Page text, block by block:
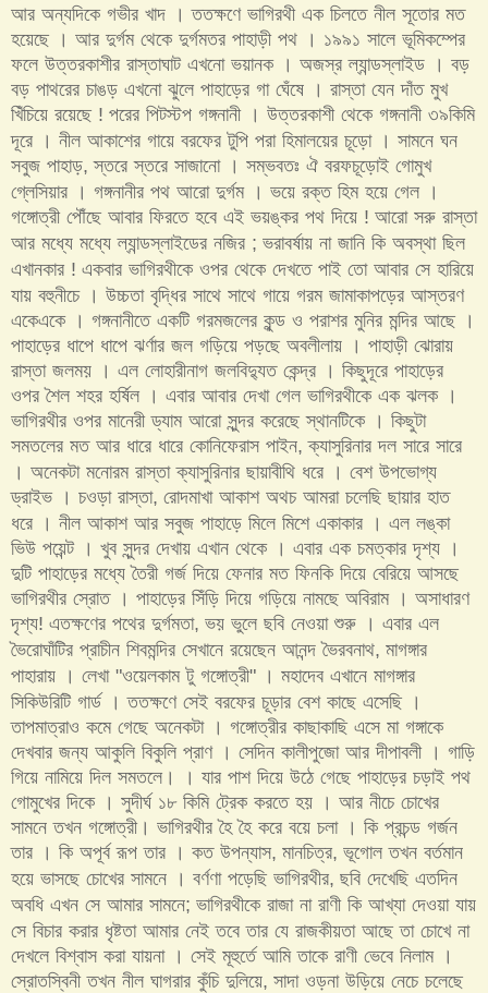
আর অন্যদিকে গভীর খাদ । ততক্ষণে ভাগিরথী এক চিলতে নীল সূতোর মত
হয়েছে । আর দুর্গম থেকে দুর্গমতর পাহাড়ী পথ । ১৯৯১ সালে ভূমিকম্পের
ফলে উত্তরকাশীর রাস্তাঘাট এখনো ভয়ানক । অজস্র ল্যান্ডস্লাইড । বড়
বড় পাথরের চাঙড় এখনো ঝুলে পাহাড়ের গা ঘেঁষে । রাস্তা যেন দাঁত মুখ
খিঁচিয়ে রয়েছে ! পরের পিটস্টপ গঙ্গনানী । উত্তরকাশী থেকে গঙ্গনানী ৩৯কিমি
দূরে । নীল আকাশের গায়ে বরফের টুপি পরা হিমালয়ের চূড়ো । সামনে ঘন
সবুজ পাহাড়,স্তরে স্তরে সাজানো । সম্ভবতঃ ঐ বরফচূড়োই গোমুখ
গ্লেসিয়ার । গঙ্গনানীর পথ আরো দুর্গম । ভয়ে রক্ত হিম হয়ে গেল ।
গঙ্গোত্রী পৌঁছে আবার ফিরতে হবে এই ভয়ঙ্কর পথ দিয়ে ! আরো সরু রাস্তা
আর মধ্যে মধ্যে ল্যান্ডস্লাইডের নজির ; ভরাবর্ষায় না জানি কি অবস্থা ছিল
এখানকার ! একবার ভাগিরথীকে ওপর থেকে দেখতে পাই তো আবার সে হারিয়ে
যায় বহুনীচে । উচ্চতা বৃদ্ধির সাথে সাথে গায়ে গরম জামাকাপড়ের আস্তরণ
একেএকে । গঙ্গনানীতে একটি গরমজলের কুন্ড ও পরাশর মুনির মন্দির আছে ।
পাহাড়ের ধাপে ধাপে ঝর্ণার জল গড়িয়ে পড়ছে অবলীলায় । পাহাড়ী ঝোরায়
রাস্তা জলময় । এল লোহারীনাগ জলবিদ্যুত কেন্দ্র । কিছুদূরে পাহাড়ের
ওপর শৈল শহর হর্ষিল । এবার আবার দেখা গেল ভাগিরথীকে এক ঝলক ।
ভাগিরথীর ওপর মানেরী ড্যাম আরো সুন্দর করেছে স্থানটিকে । কিছুটা
সমতলের মত আর ধারে ধারে কোনিফেরাস পাইন,ক্যাসুরিনার দল সারে সারে
। অনেকটা মনোরম রাস্তা ক্যাসুরিনার ছায়াবীথি ধরে । বেশ উপভোগ্য
ড্রাইভ । চওড়া রাস্তা, রোদমাখা আকাশ অথচ আমরা চলেছি ছায়ার হাত
ধরে । নীল আকাশ আর সবুজ পাহাড়ে মিলে মিশে একাকার । এল লঙ্কা
ভিউ পয়েন্ট । খুব সুন্দর দেখায় এখান থেকে । এবার এক চমত্কার দৃশ্য ।
দুটি পাহাড়ের মধ্যে তৈরী গর্জ দিয়ে ফেনার মত ফিনকি দিয়ে বেরিয়ে আসছে
ভাগিরথীর স্রোত । পাহাড়ের সিঁড়ি দিয়ে গড়িয়ে নামছে অবিরাম । অসাধারণ
দৃশ্য! এতক্ষণের পথের দুর্গমতা, ভয় ভুলে ছবি নেওয়া শুরু । এবার এল
ভৈরোঘাঁটির প্রাচীন শিবমন্দির সেখানে রয়েছেন আনন্দ ভৈরবনাথ, মাগঙ্গার
পাহারায় । লেখা "ওয়েলকাম টু গঙ্গোত্রী" । মহাদেব এখানে মাগঙ্গার
সিকিউরিটি গার্ড । ততক্ষণে সেই বরফের চূড়ার বেশ কাছে এসেছি ।
তাপমাত্রাও কমে গেছে অনেকটা । গঙ্গোত্রীর কাছাকাছি এসে মা গঙ্গাকে
দেখবার জন্য আকুলি বিকুলি প্রাণ । সেদিন কালীপুজো আর দীপাবলী । গাড়ি
গিয়ে নামিয়ে দিল সমতলে। । যার পাশ দিয়ে উঠে গেছে পাহাড়ের চড়াই পথ
গোমুখের দিকে । সুদীর্ঘ ১৮ কিমি ট্রেক করতে হয় । আর নীচে চোখের
সামনে তখন গঙ্গোত্রী। ভাগিরথীর হৈ হৈ করে বয়ে চলা । কি প্রচন্ড গর্জন
তার । কি অপূর্ব রূপ তার । কত উপন্যাস, মানচিত্র, ভূগোল তখন বর্তমান
হয়ে ভাসছে চোখের সামনে । বর্ণণা পড়েছি ভাগিরথীর, ছবি দেখেছি এতদিন
অবধি এখন সে আমার সামনে; ভাগিরথীকে রাজা না রাণী কি আখ্যা দেওয়া যায়
সে বিচার করার ধৃষ্টতা আমার নেই তবে তার যে রাজকীয়তা আছে তা চোখে না
দেখলে বিশ্বাস করা যায়না । সেই মূহুর্তে আমি তাকে রাণী ভেবে নিলাম ।
স্রোতস্বিনী তখন নীল ঘাগরার কুঁচি দুলিয়ে, সাদা ওড়না উড়িয়ে নেচে চলেছে